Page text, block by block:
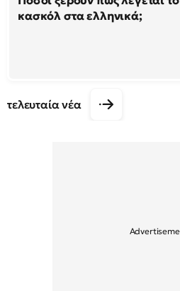
κασκόλ στα ελληνικά;
τελευταία νέα